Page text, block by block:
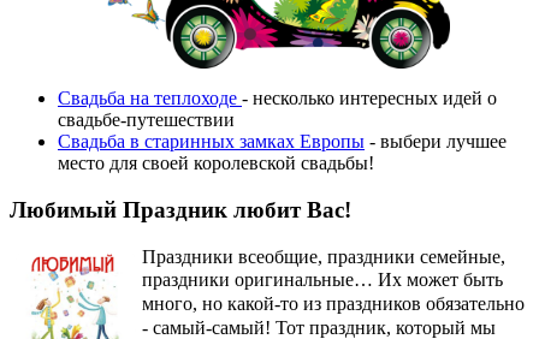
Свадьба на теплоходе - несколько интересных идей о
свадьбе-путешествии
Свадьба в старинных замках Европы - выбери лучшее
место для своей королевской свадьбы!
Любимый Праздник любит Вас!
Праздники всеобщие, праздники семейные,
праздники оригинальные… Их может быть
много, но какой-то из праздников обязательно
- самый-самый! Тот праздник, который мы